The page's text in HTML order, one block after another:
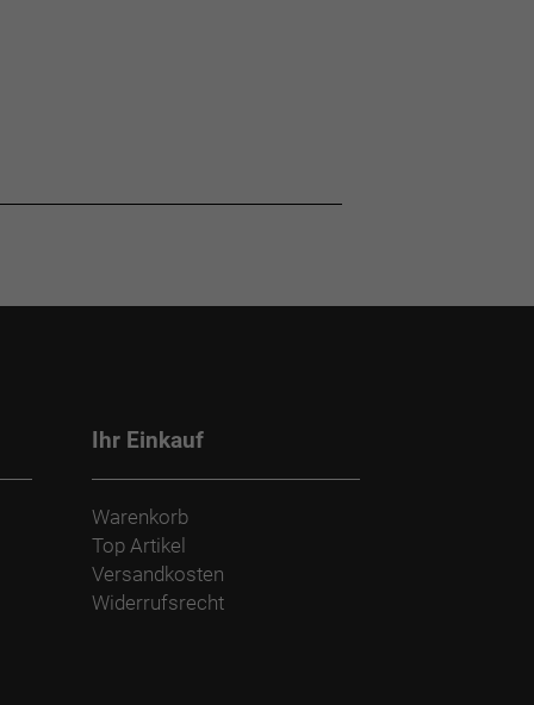
Ihr Einkauf
Warenkorb
Top Artikel
Versandkosten
Widerrufsrecht